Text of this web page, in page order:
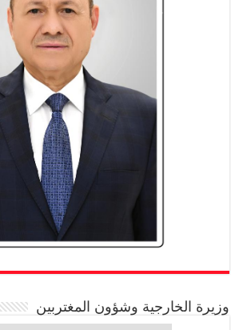
وزيرة الخارجية وشؤون المغتربين